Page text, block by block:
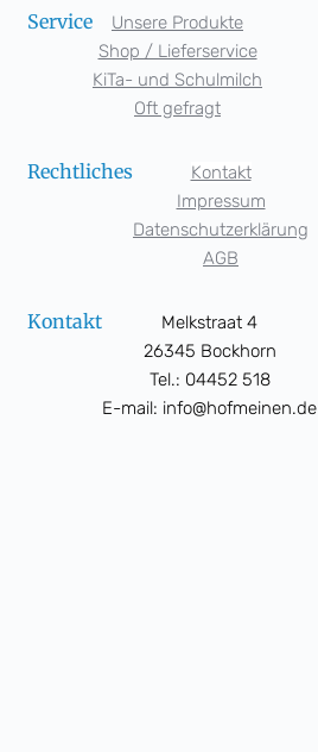
Service
Unsere Produkte
Shop / Lieferservice
KiTa- und Schulmilch
Oft gefragt
Rechtliches
Kontakt
Impressum
Datenschutzerklärung
AGB
Kontakt
Melkstraat 4
26345 Bockhorn
Tel.: 04452 518
E-mail: info@hofmeinen.de